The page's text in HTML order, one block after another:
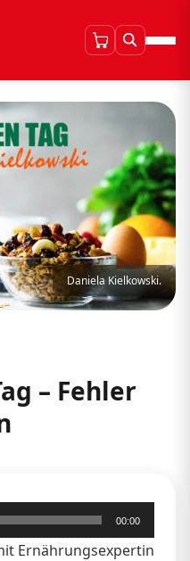
Daniela Kielkowski.
– Fehler
00:00
Ernährungsexpertin